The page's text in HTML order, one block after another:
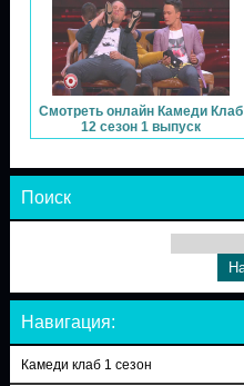
Смотреть онлайн Камеди Клаб
12 сезон 1 выпуск
Поиск
Навигация:
Камеди клаб 1 сезон